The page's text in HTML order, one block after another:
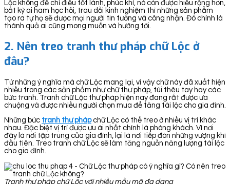
Lộc không để chỉ điều tốt lành, phúc khí, nó còn được hiểu rộng hơn,
bất kỳ ai ham học hỏi, trau dồi kinh nghiệm thì những sản phẩm
tạo ra tự họ sẽ được mọi người tin tưởng và công nhận. Đó chính là
thành quả ai cũng mong muốn và hướng tới.
2. Nên treo tranh thư pháp chữ Lộc ở
đâu?
Từ những ý nghĩa mà chữ Lộc mang lại, vì vậy chữ này đã xuất hiện
nhiều trong các sản phẩm như chữ thư pháp, túi thêu tay hay các
bức tranh. Tranh chữ Lộc thư pháp hiện nay đang rất được ưa
chuộng và được nhiều người chọn mua để tăng tài lộc cho gia đình.
Những bức tranh thư phápchữ Lộc có thể treo ở nhiều vị trí khác
nhau. Đặc biệt vị trí được ưu ái nhất chính là phòng khách. Vì nơi
đây là nơi tập trung của gia đình, lại là nơi tiếp đón những vượng khí
đầu tiên. Treo tranh chữ Lộc sẽ làm tăng nguồn năng lượng tài lộc
cho gia đình.
Tranh thư pháp chữ Lộc với nhiều mẫu mã đa dạng